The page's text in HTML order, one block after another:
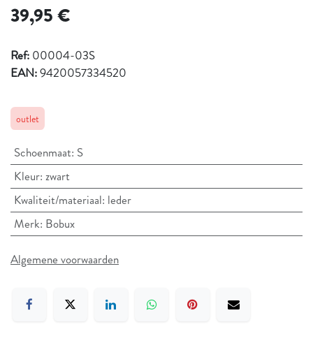
39,95€
Ref: 00004-03S
EAN:9420057334520
outlet
Schoenmaat: S
Kleur: zwart
Kwaliteit/materiaal: leder
Merk: Bobux
Algemene voorwaarden